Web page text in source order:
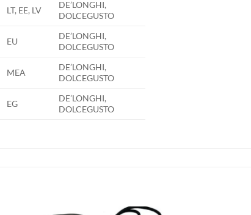
LT, EE, LV
DE’LONGHI,
DOLCEGUSTO
EU
DE’LONGHI,
DOLCEGUSTO
MEA
DE’LONGHI,
DOLCEGUSTO
EG
DE’LONGHI,
DOLCEGUSTO